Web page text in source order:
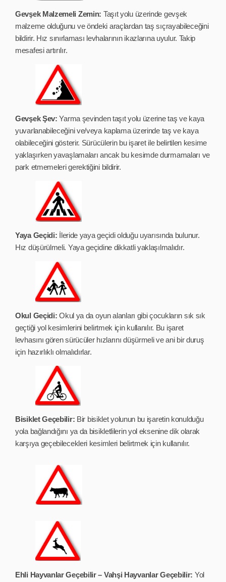
Gevşek Malzemeli Zemin: Taşıt yolu üzerinde gevşek
malzeme olduğunu ve öndeki araçlardan taş sıçrayabileceğini
bildirir. Hız sınırlaması levhalarının ikazlarına uyulur. Takip
mesafesi artırılır.
Gevşek Şev: Yarma şevinden taşıt yolu üzerine taş ve kaya
yuvarlanabileceğini ve/veya kaplama üzerinde taş ve kaya
olabileceğini gösterir. Sürücülerin bu işaret ile belirtilen kesime
yaklaşırken yavaşlamaları ancak bu kesimde durmamaları ve
park etmemeleri gerektiğini bildirir.
Yaya Geçidi: İleride yaya geçidi olduğu uyarısında bulunur.
Hız düşürülmeli. Yaya geçidine dikkatli yaklaşılmalıdır.
Okul Geçidi: Okul ya da oyun alanları gibi çocukların sık sık
geçtiği yol kesimlerini belirtmek için kullanılır. Bu işaret
levhasını gören sürücüler hızlarını düşürmeli ve ani bir duruş
için hazırlıklı olmalıdırlar.
Bisiklet Geçebilir: Bir bisiklet yolunun bu işaretin konulduğu
yola bağlandığını ya da bisikletlilerin yol eksenine dik olarak
karşıya geçebilecekleri kesimleri belirtmek için kullanılır.
Ehli Hayvanlar Geçebilir – Vahşi Hayvanlar Geçebilir: Yol